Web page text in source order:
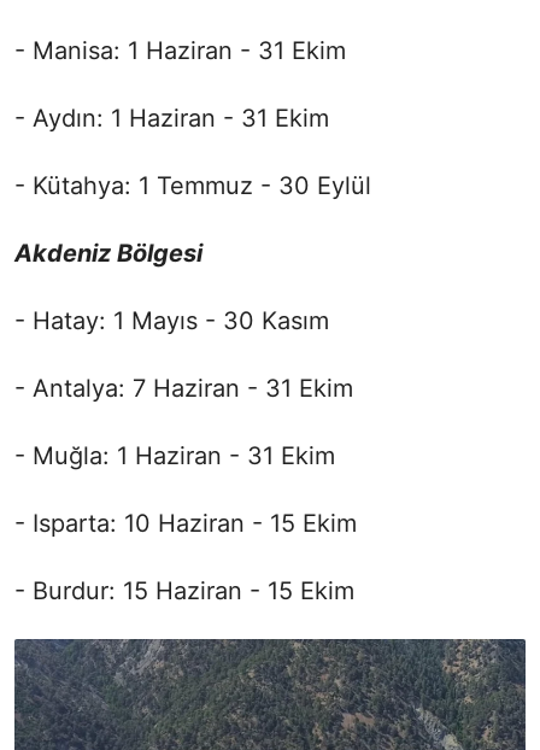
- Manisa: 1 Haziran - 31 Ekim
- Aydın: 1 Haziran - 31 Ekim
- Kütahya: 1 Temmuz - 30 Eylül
Akdeniz Bölgesi
- Hatay: 1 Mayıs - 30 Kasım
- Antalya: 7 Haziran - 31 Ekim
- Muğla: 1 Haziran - 31 Ekim
- Isparta: 10 Haziran - 15 Ekim
- Burdur: 15 Haziran - 15 Ekim